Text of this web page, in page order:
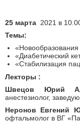
25 марта 2021 в
Темы:
«Новообразования
«Диабетический
«Стабилизация
Лекторы :
Швецов Юрий
анестезиолог,
Неронов Евгений
офтальмолог в ВГ